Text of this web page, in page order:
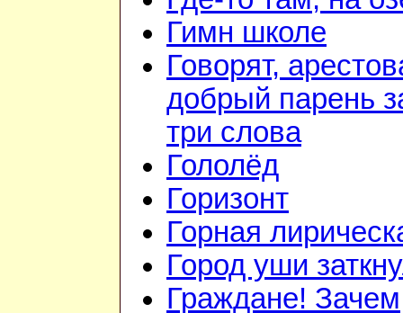
Гимн школе
Говорят,
добрый парень
три слова
Гололёд
Горизонт
Горная
Город уши
Граждане! Зачем